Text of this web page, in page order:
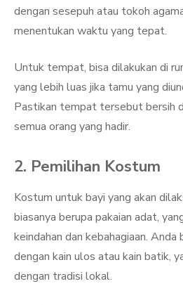
dengan sesepuh atau tokoh
menentukan waktu yang tepat.
Untuk tempat, bisa dilakukan di
yang lebih luas jika tamu yang
Pastikan tempat tersebut bersih
semua orang yang hadir.
2. Pemilihan Kostum
Kostum untuk bayi yang akan
biasanya berupa pakaian adat,
keindahan dan kebahagiaan. Anda
dengan kain ulos atau kain batik,
dengan tradisi lokal.